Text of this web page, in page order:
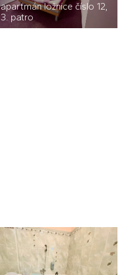
apartmán ložnice číslo 12,
3. patro